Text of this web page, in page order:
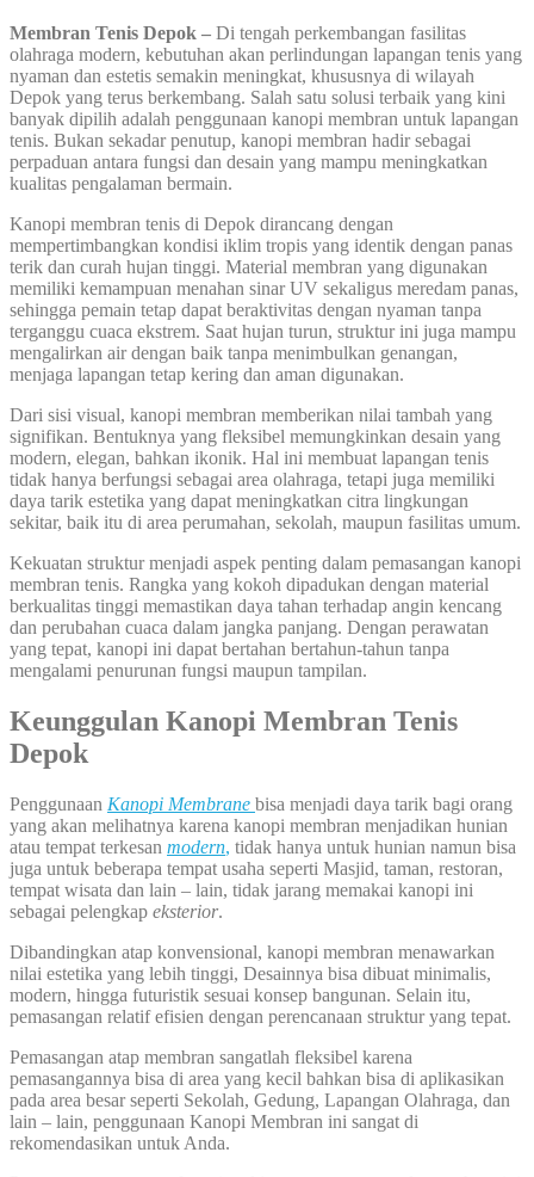
Membran Tenis Depok – Di tengah perkembangan fasilitas
olahraga modern, kebutuhan akan perlindungan lapangan tenis yang
nyaman dan estetis semakin meningkat, khususnya di wilayah
Depok yang terus berkembang. Salah satu solusi terbaik yang kini
banyak dipilih adalah penggunaan kanopi membran untuk lapangan
tenis. Bukan sekadar penutup, kanopi membran hadir sebagai
perpaduan antara fungsi dan desain yang mampu meningkatkan
kualitas pengalaman bermain.
Kanopi membran tenis di Depok dirancang dengan
mempertimbangkan kondisi iklim tropis yang identik dengan panas
terik dan curah hujan tinggi. Material membran yang digunakan
memiliki kemampuan menahan sinar UV sekaligus meredam panas,
sehingga pemain tetap dapat beraktivitas dengan nyaman tanpa
terganggu cuaca ekstrem. Saat hujan turun, struktur ini juga mampu
mengalirkan air dengan baik tanpa menimbulkan genangan,
menjaga lapangan tetap kering dan aman digunakan.
Dari sisi visual, kanopi membran memberikan nilai tambah yang
signifikan. Bentuknya yang fleksibel memungkinkan desain yang
modern, elegan, bahkan ikonik. Hal ini membuat lapangan tenis
tidak hanya berfungsi sebagai area olahraga, tetapi juga memiliki
daya tarik estetika yang dapat meningkatkan citra lingkungan
sekitar, baik itu di area perumahan, sekolah, maupun fasilitas umum.
Kekuatan struktur menjadi aspek penting dalam pemasangan kanopi
membran tenis. Rangka yang kokoh dipadukan dengan material
berkualitas tinggi memastikan daya tahan terhadap angin kencang
dan perubahan cuaca dalam jangka panjang. Dengan perawatan
yang tepat, kanopi ini dapat bertahan bertahun-tahun tanpa
mengalami penurunan fungsi maupun tampilan.
Keunggulan Kanopi Membran Tenis
Depok
Penggunaan Kanopi Membrane bisa menjadi daya tarik bagi orang
yang akan melihatnya karena kanopi membran menjadikan hunian
atau tempat terkesan modern, tidak hanya untuk hunian namun bisa
juga untuk beberapa tempat usaha seperti Masjid, taman, restoran,
tempat wisata dan lain – lain, tidak jarang memakai kanopi ini
sebagai pelengkap eksterior.
Dibandingkan atap konvensional, kanopi membran menawarkan
nilai estetika yang lebih tinggi, Desainnya bisa dibuat minimalis,
modern, hingga futuristik sesuai konsep bangunan. Selain itu,
pemasangan relatif efisien dengan perencanaan struktur yang tepat.
Pemasangan atap membran sangatlah fleksibel karena
pemasangannya bisa di area yang kecil bahkan bisa di aplikasikan
pada area besar seperti Sekolah, Gedung, Lapangan Olahraga, dan
lain – lain, penggunaan Kanopi Membran ini sangat di
rekomendasikan untuk Anda.